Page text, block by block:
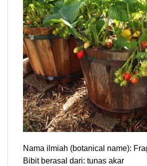
Nama ilmiah (botanical name):
Bibit berasal dari: tunas akar